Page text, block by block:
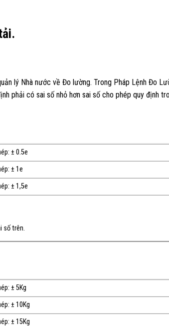
lý Nhà nước về Đo lường. Trong Pháp Lệnh Đo
phải có sai số nhỏ hơn sai số cho phép quy định
± 0.5e
± 1e
± 1,5e
số trên.
± 5Kg
± 10Kg
± 15Kg